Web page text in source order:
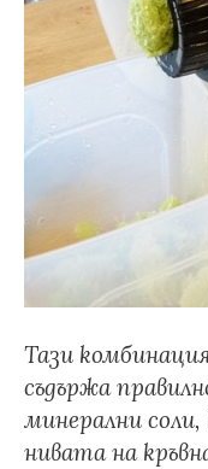
Тази
съдържа
минерални соли,
нивата на